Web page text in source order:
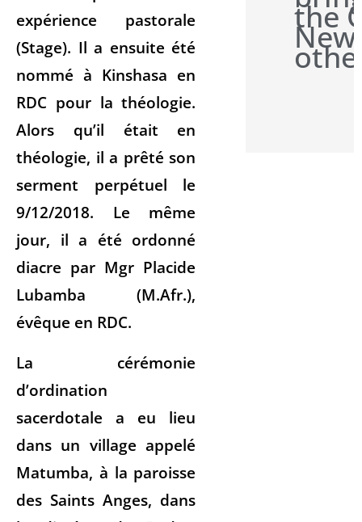
expérience pastorale
(Stage). Il a ensuite été
nommé à Kinshasa en
RDC pour la théologie.
Alors qu’il était en
théologie, il a prêté son
serment perpétuel le
9/12/2018. Le même
jour, il a été ordonné
diacre par Mgr Placide
Lubamba (M.Afr.),
évêque en RDC.
La cérémonie
d’ordination
sacerdotale a eu lieu
dans un village appelé
Matumba, à la paroisse
des Saints Anges, dans
the